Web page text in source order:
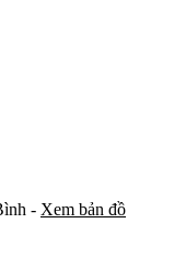
- Xem bản đồ